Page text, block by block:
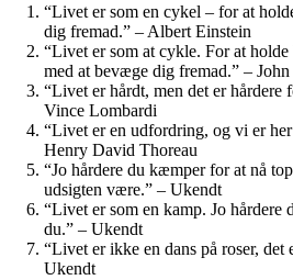
“Livet er som en cykel – for at
dig fremad.” – Albert Einstein
“Livet er som at cykle. For at
med at bevæge dig fremad.” –
“Livet er hårdt, men det er hårdere
Vince Lombardi
“Livet er en udfordring, og vi er
Henry David Thoreau
“Jo hårdere du kæmper for at nå
udsigten være.” – Ukendt
“Livet er som en kamp. Jo hårdere
du.” – Ukendt
“Livet er ikke en dans på roser, det
Ukendt